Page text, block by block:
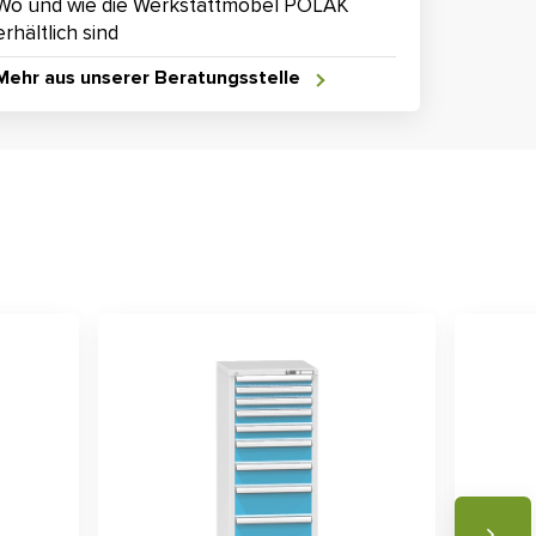
und wie die Werkstattmöbel POLAK
sind
aus unserer Beratungsstelle